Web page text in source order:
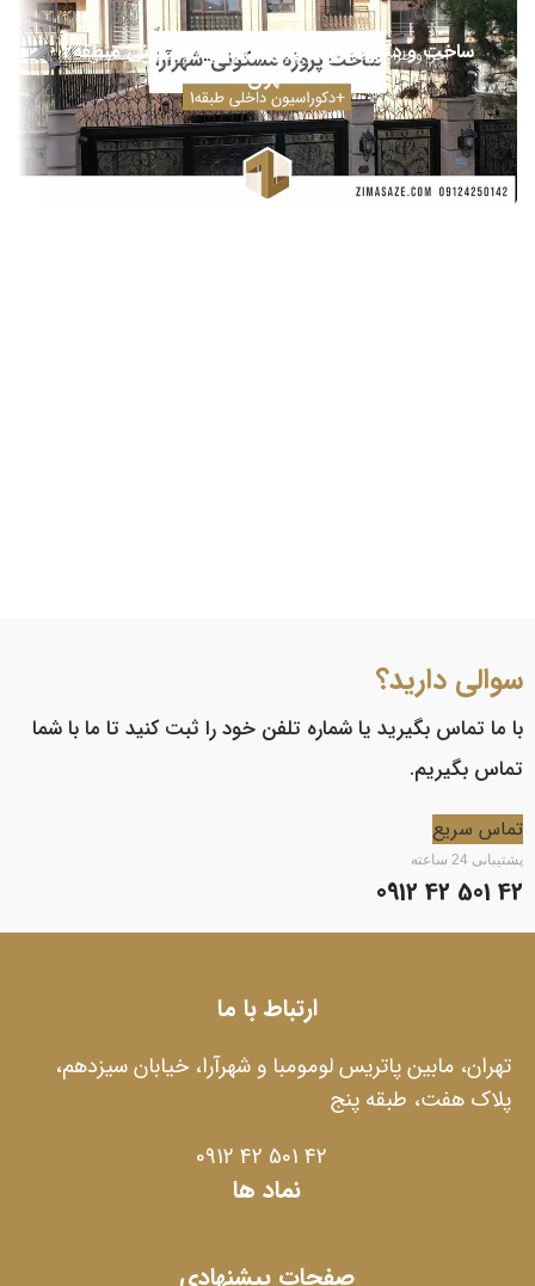
اجرا و طراحی نما بازسازی و اجرا طراحی دکوراسیون مسکونی
ساخت و دکوراسیون داخلی شهرآرا – مسکونی منطقه2
تهران
سوالی دارید؟
با ما تماس بگیرید یا شماره تلفن خود را ثبت کنید تا ما با شما
تماس بگیریم.
تماس سریع
پشتیبانی 24 ساعته
42 501 42 0912
ارتباط با ما
تهران، مابین پاتریس لومومبا و شهرآرا، خیابان سیزدهم،
پلاک هفت، طبقه پنج
42 501 42 0912
نماد ها
صفحات پیشنهادی